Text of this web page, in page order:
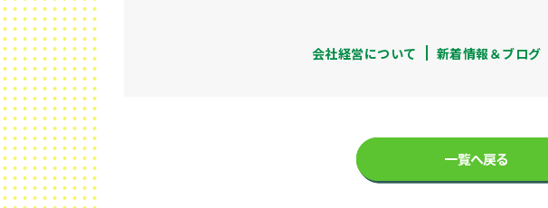
会社経営について 新着情報＆ブログ
一覧へ戻る